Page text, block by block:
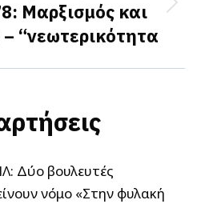
Next
post:
Μαρξισμός και
“νεωτερικότητα
Δύο βουλευτές
νόμο «Στην φυλακή